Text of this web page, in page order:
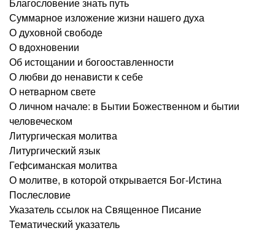
Суммарное изложение жизни нашего духа
О духовной свободе
О вдохновении
Об истощании и богооставленности
О любви до ненависти к себе
О нетварном свете
О личном начале: в Бытии Божественном и бытии
человеческом
Литургическая молитва
Литургический язык
Гефсиманская молитва
О молитве, в которой открывается Бог-Истина
Послесловие
Указатель ссылок на Священное Писание
Тематический указатель